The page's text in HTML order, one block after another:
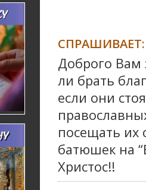
СПРАШИВАЕТ:
Доброго Вам
ли брать
если они
посещать их
батюшек на
Христос!!